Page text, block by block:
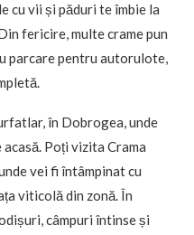
cu vii și păduri te îmbie la
fericire, multe crame pun
parcare pentru autorulote,
în Dobrogea, unde
Poți vizita Crama
vei fi întâmpinat cu
viticolă din zonă. În
câmpuri întinse și